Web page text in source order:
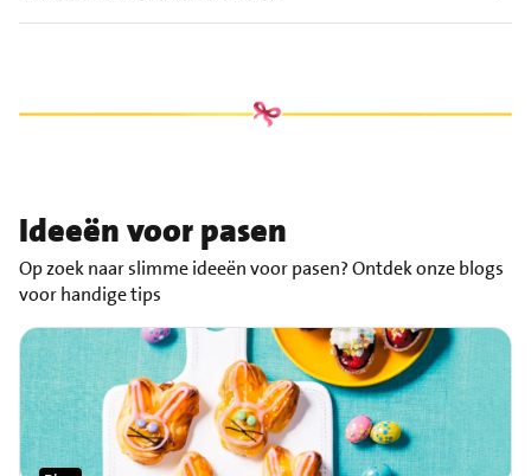
Ideeën voor pasen
Op zoek naar slimme ideeën voor pasen? Ontdek onze blogs
voor handige tips